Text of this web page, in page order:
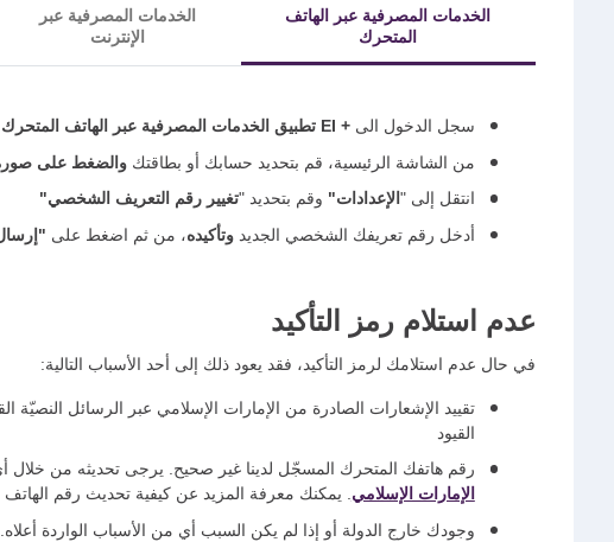
الخدمات المصرفية عبر الهاتف
المتحرك
الخدمات المصرفية عبر
الإنترنت
سجل الدخول الى+ EI تطبيق الخدمات المصرفية عبر الهاتف المتحرك
من الشاشة الرئيسية، قم بتحديد حسابك أو بطاقتكوالضغط على صورة
انتقل إلى " الإعدادات" وقم بتحديد "تغيير رقم التعريف الشخصي"
أدخل رقم تعريفك الشخصي الجديدوتأكيده، من ثم اضغط على
عدم استلام رمز التأكيد
في حال عدم استلامك لرمز التأكيد، فقد يعود ذلك إلى أحد الأسباب التالية:
تقييد الإشعارات الصادرة من الإمارات الإسلامي عبر الرسائل
القيود
رقم هاتفك المتحرك المسجّل لدينا غير صحيح. يرجى تحديثه من خلال
الإمارات الإسلامي. يمكنك معرفة المزيد عن كيفية تحديث رقم الهاتف
وجودك خارج الدولة أو إذا لم يكن السبب أي من الأسباب الواردة